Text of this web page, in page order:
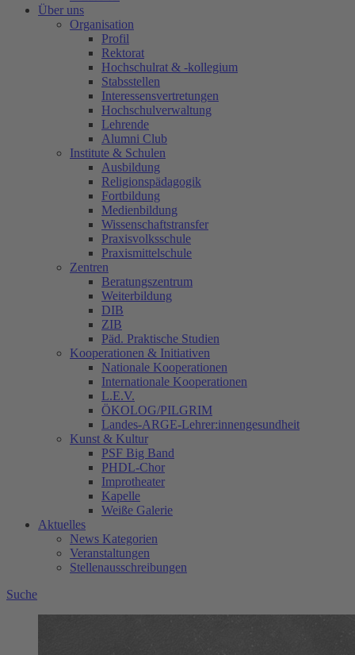
Über uns
Organisation
Profil
Rektorat
Hochschulrat & -kollegium
Stabsstellen
Interessensvertretungen
Hochschulverwaltung
Lehrende
Alumni Club
Institute & Schulen
Ausbildung
Religionspädagogik
Fortbildung
Medienbildung
Wissenschaftstransfer
Praxisvolksschule
Praxismittelschule
Zentren
Beratungszentrum
Weiterbildung
DIB
ZIB
Päd. Praktische Studien
Kooperationen & Initiativen
Nationale Kooperationen
Internationale Kooperationen
L.E.V.
ÖKOLOG/PILGRIM
Landes-ARGE-Lehrer:innengesundheit
Kunst & Kultur
PSF Big Band
PHDL-Chor
Improtheater
Kapelle
Weiße Galerie
Aktuelles
News Kategorien
Veranstaltungen
Stellenausschreibungen
Suche